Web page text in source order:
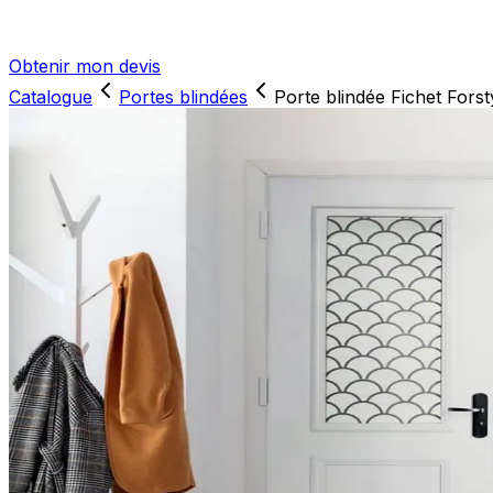
Obtenir mon devis
Catalogue
Portes blindées Porte blindée Fichet